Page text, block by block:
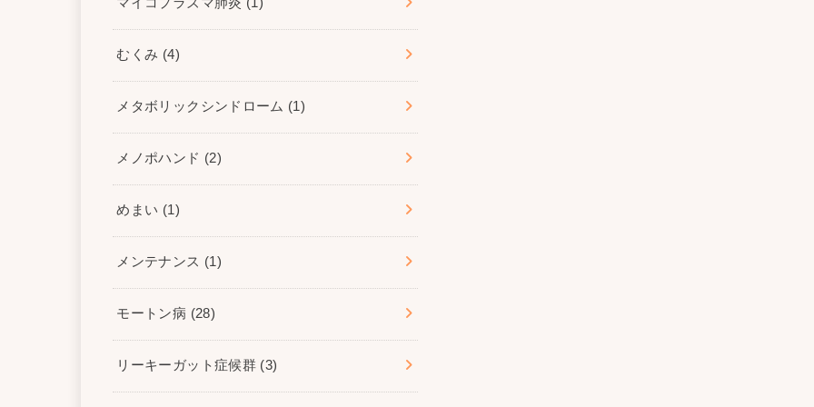
むくみ (4)
メタボリックシンドローム (1)
メノポハンド (2)
めまい (1)
メンテナンス (1)
モートン病 (28)
リーキーガット症候群 (3)